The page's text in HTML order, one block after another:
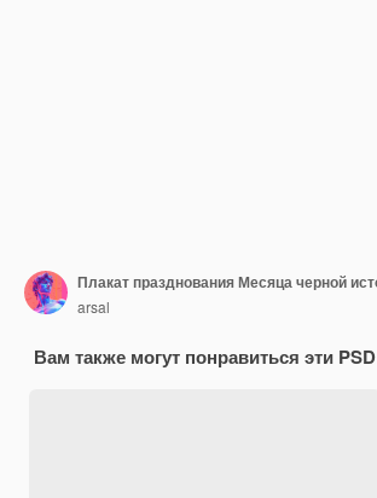
arsal
Вам также могут понравиться эти PSD